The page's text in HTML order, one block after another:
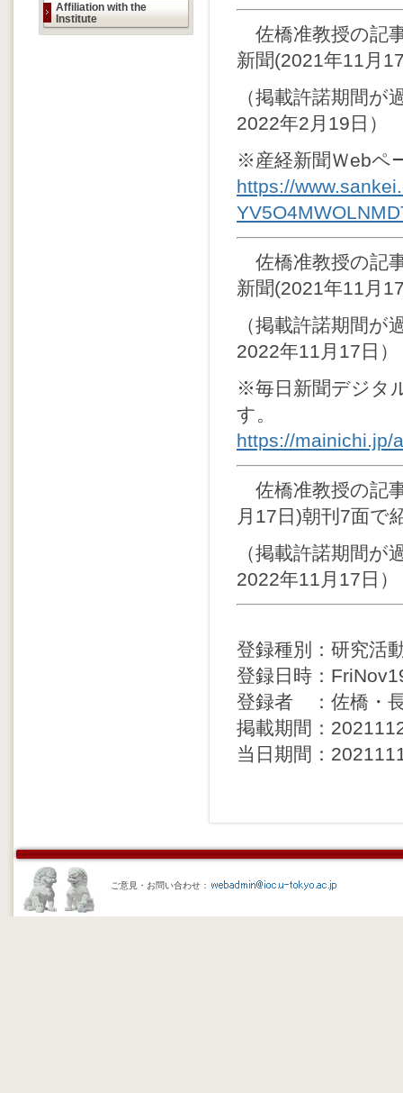
Affiliation with the
Institute
佐橋准教授の記
新聞(2021年11月
（掲載許諾期間
2022年2月19日）
※産経新聞Ｗebペ
https://
佐橋准教授の記
新聞(2021年11月
（掲載許諾期間
2022年11月17日）
※毎日新聞デジタ
す。
https://mainichi.jp/
佐橋准教授の記
月17日)朝刊7面で
（掲載許諾期間
2022年11月17日）
登録種別：研究活
登録日時：
登録者 ：佐橋・
掲載期間：
当日期間：
ご意見・お問い合わせ：